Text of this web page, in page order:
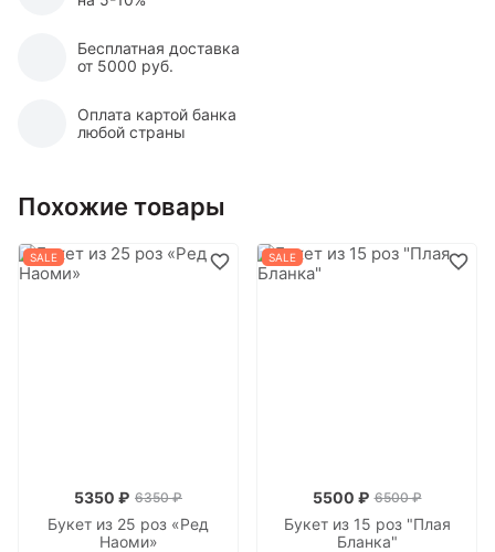
Бесплатная доставка
от 5000 руб.
Оплата картой банка
любой страны
Похожие товары
SALE
Букет из 25 роз «Ред
Наоми»
5350 ₽ 6350 ₽
SALE
Букет из 15 роз "Плая
Бланка"
5500 ₽ 6500 ₽